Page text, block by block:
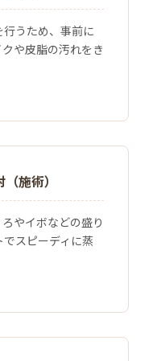
うため、事前に
や皮脂の汚れをき
施術）
やイボなどの盛り
でスピーディに蒸